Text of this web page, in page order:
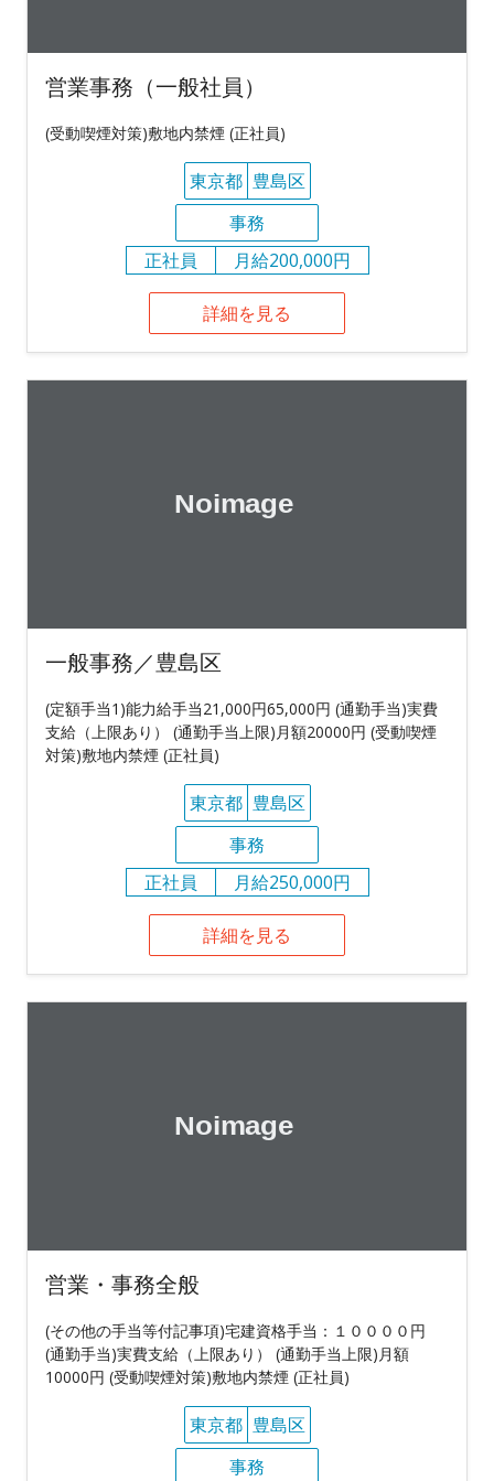
営業事務（一般社員）
(受動喫煙対策)敷地内禁煙 (正社員)
東京都 豊島区
事務
正社員
月給200,000円
詳細を見る
一般事務／豊島区
(定額手当1)能力給手当21,000円65,000円 (通勤手当)実費
支給（上限あり） (通勤手当上限)月額20000円 (受動喫煙
対策)敷地内禁煙 (正社員)
東京都 豊島区
事務
正社員
月給250,000円
詳細を見る
営業・事務全般
(その他の手当等付記事項)宅建資格手当：１００００円
(通勤手当)実費支給（上限あり） (通勤手当上限)月額
10000円 (受動喫煙対策)敷地内禁煙 (正社員)
東京都 豊島区
事務